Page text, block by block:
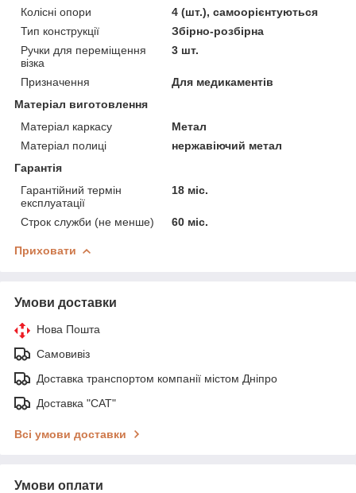
Колісні опори
4 (шт.), самоорієнтуються
Тип конструкції
Збірно-розбірна
Ручки для переміщення
візка
3 шт.
Призначення
Для медикаментів
Матеріал виготовлення
Матеріал каркасу
Метал
Матеріал полиці
нержавіючий метал
Гарантія
Гарантійний термін
експлуатації
18 міс.
Строк служби (не менше) 60 міс.
Приховати
Умови доставки
Нова Пошта
Самовивіз
Доставка транспортом компанії містом Дніпро
Доставка "САТ"
Всі умови доставки
Умови оплати